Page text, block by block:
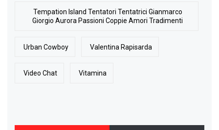
Tempation Island Tentatori Tentatrici Gianmarco
Giorgio Aurora Passioni Coppie Amori Tradimenti
Urban Cowboy Valentina Rapisarda
Video Chat Vitamina